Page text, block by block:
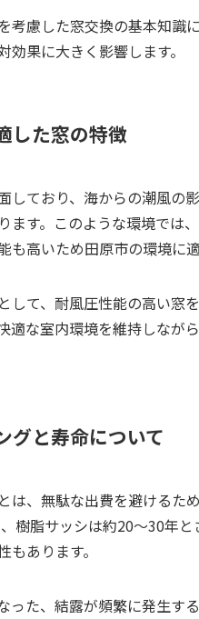
考慮した窓交換の基本知識
果に大きく影響します。
した窓の特徴
しており、海からの潮風の
ます。このような環境では
も高いため田原市の環境に適
して、耐風圧性能の高い窓
適な室内環境を維持しなが
グと寿命について
は、無駄な出費を避けるた
樹脂サッシは約20〜30年
あります。
った、結露が頻繁に発生す